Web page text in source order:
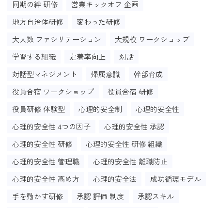
同期の絆 研修
営業キックオフ 企画
地方自治体研修
変わった研修
大人数 ファシリテーション
大規模 ワークショップ
学習する組織
定着率向上
対話
対話型マネジメント
帰属意識
幹部育成
役員合宿 ワークショップ
役員合宿 研修
役員研修 体験型
心理的安全制
心理的安全性
心理的安全性 4つの因子
心理的安全性 承認
心理的安全性 研修
心理的安全性 研修 組織
心理的安全性 管理職
心理的安全性 離職防止
心理的安全性 高め方
心理的安全法
成功循環モデル
手を動かす研修
承認 評価 制度
承認スキル